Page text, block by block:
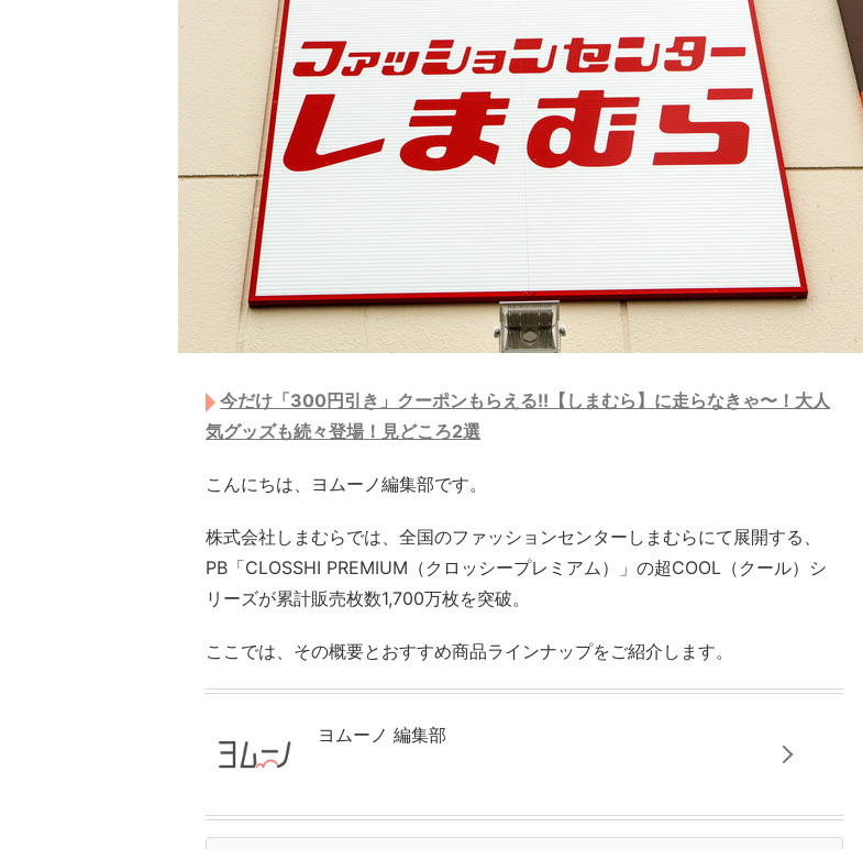
今だけ「300円引き」クーポンもらえる!!【しまむら】に走らなきゃ〜！大人
気グッズも続々登場！見どころ2選
こんにちは、ヨムーノ編集部です。
株式会社しまむらでは、全国のファッションセンターしまむらにて展開する、
PB「CLOSSHI PREMIUM（クロッシープレミアム）」の超COOL（クール）シ
リーズが累計販売枚数1,700万枚を突破。
ここでは、その概要とおすすめ商品ラインナップをご紹介します。
ヨムーノ 編集部